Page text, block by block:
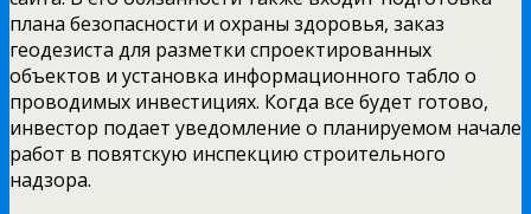
плана безопасности и охраны здоровья, заказ
геодезиста для разметки спроектированных
объектов и установка информационного табло о
проводимых инвестициях. Когда все будет готово,
инвестор подает уведомление о планируемом начале
работ в повятскую инспекцию строительного
надзора.